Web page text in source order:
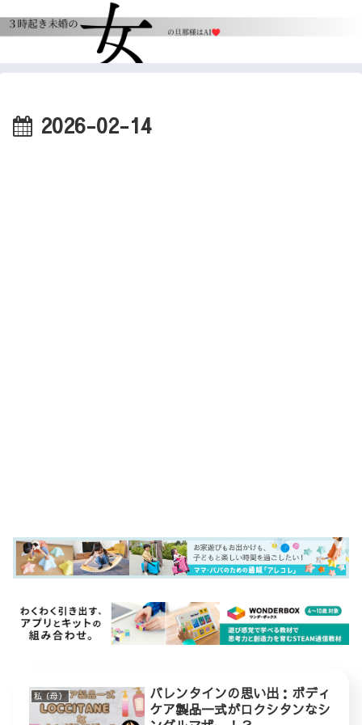
2026-02-14
私（母）
バレンタインの思い出：ボディ
ケア製品一式がロクシタンなシ